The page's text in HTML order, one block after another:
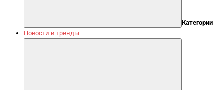
Категории
Новости и тренды